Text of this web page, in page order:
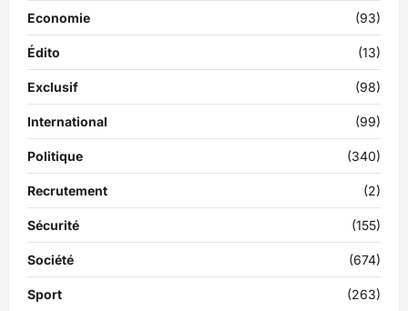
Economie (93)
Édito (13)
Exclusif (98)
International (99)
Politique (340)
Recrutement (2)
Sécurité (155)
Société (674)
Sport (263)